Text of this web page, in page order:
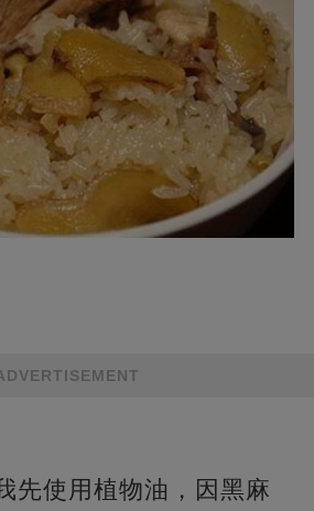
先使用植物油，因黑麻